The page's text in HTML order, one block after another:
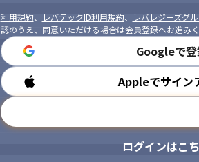
利用規約、 レバテックID利用規約、 レバレジーズグ
認のうえ、同意いただける場合は会員登録へお進みく
Googleで
Appleでサイン
ログインはこ